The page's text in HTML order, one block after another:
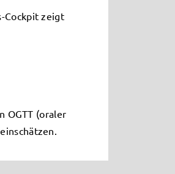
Cockpit zeigt
OGTT (oraler